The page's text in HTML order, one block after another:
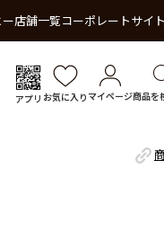
店舗一覧コーポレートサイト
アプリ お気に入り マイページ商品を